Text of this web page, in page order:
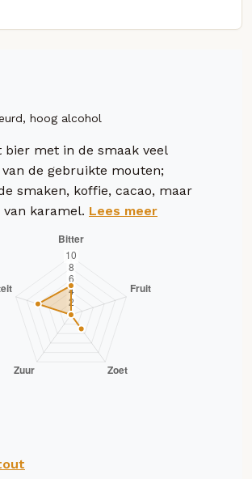
hoog alcohol
bier met in de smaak veel
van de gebruikte mouten;
smaken, koffie, cacao, maar
van karamel. Lees meer